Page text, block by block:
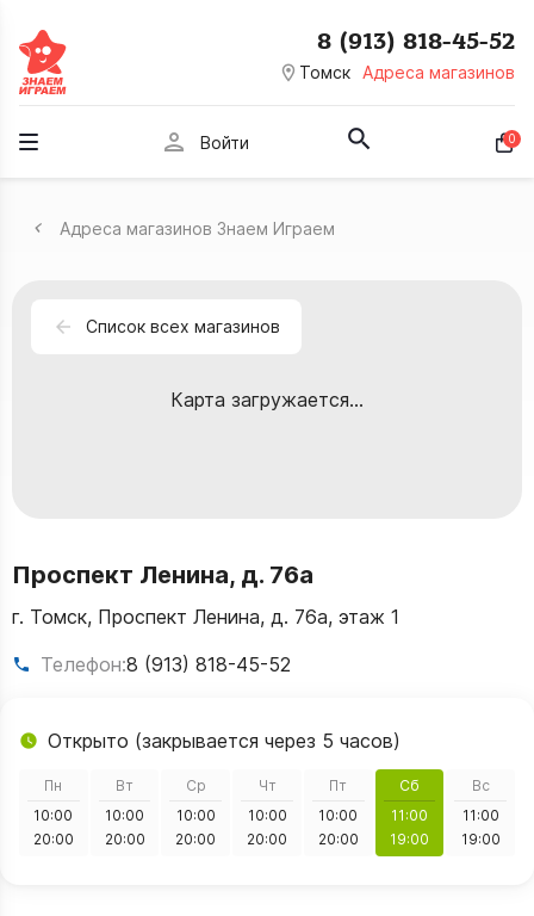
room Томск Адреса магазинов
8 (913) 818-45-52
person Войти 0
Адреса магазинов Знаем Играем
Список всех магазинов
Карта загружается...
Проспект Ленина, д. 76а
г. Томск, Проспект Ленина, д. 76а, этаж 1
Телефон:8 (913) 818-45-52
Открыто (закрывается через 5 часов)
Пн
10:00
20:00
Вт
10:00
20:00
Ср
10:00
20:00
Чт
10:00
20:00
Пт
10:00
20:00
Сб
11:00
19:00
Вс
11:00
19:00